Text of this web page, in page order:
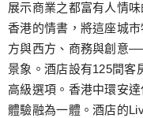
展示商業之都富有人情
香港的情書，將這座城
方與西方、商務與創意
景象。酒店設有125間客
高級選項。香港中環安
體驗融為一體。酒店的